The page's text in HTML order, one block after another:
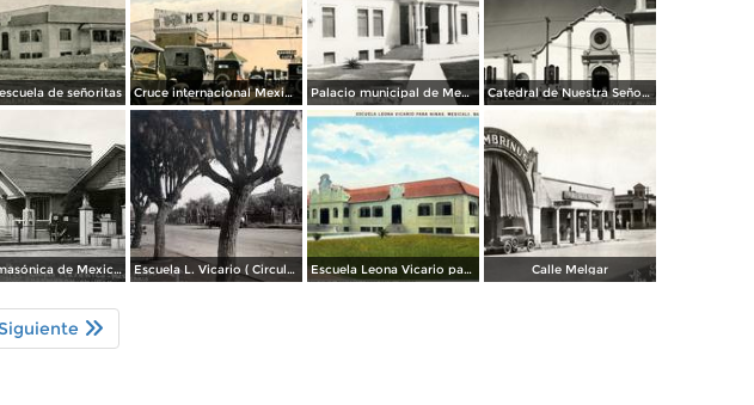
de señoritas Cruce internacional Mexicali - Calexico Palacio municipal de Mexicali Catedral de Nuestra Señora de Guadalupe
Logia masónica de Mexicali Escuela L. Vicario ( Circulada el 22 de Enero de 1943 ). Escuela Leona Vicario para Niñas Calle Melgar